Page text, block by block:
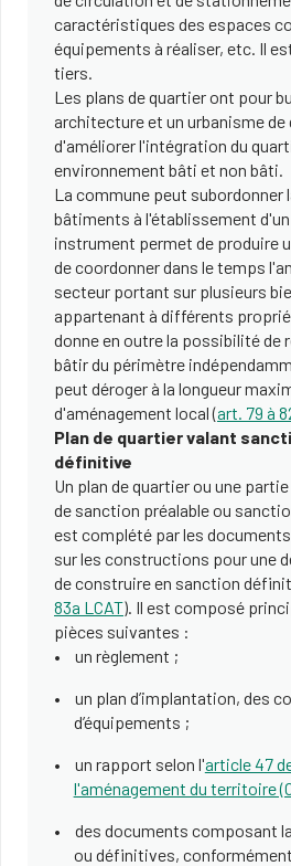
caractéristiques des espaces
équipements à réaliser, etc. Il
tiers.
Les plans de quartier ont pour
architecture et un urbanisme de
d'améliorer l'intégration du
environnement bâti et non bâti.
La commune peut
bâtiments à l'établissement
instrument permet de produire
de coordonner dans le temps
secteur portant sur plusieurs
appartenant à différents
donne en outre la possibilité de
bâtir du périmètre
peut déroger à la longueur
d'aménagement local (art. 79 à
Plan de quartier valant
définitive
Un plan de quartier ou une
de sanction préalable ou
est complété par les
sur les constructions pour une
de construire en sanction
83a LCAT). Il est composé
pièces suivantes :
un règlement ;
un plan d’implantation, des
d’équipements ;
un rapport selon l'article 47
l'aménagement du territoire
des documents composant
ou définitives,